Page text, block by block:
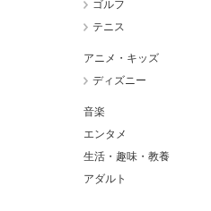
ゴルフ
テニス
アニメ・キッズ
ディズニー
音楽
エンタメ
生活・趣味・教養
アダルト